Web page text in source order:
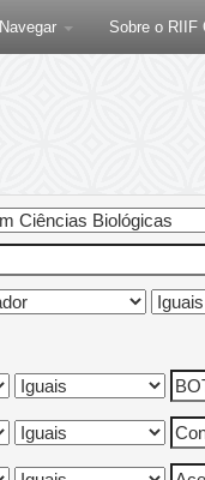
Navegar Sobre o RIIF